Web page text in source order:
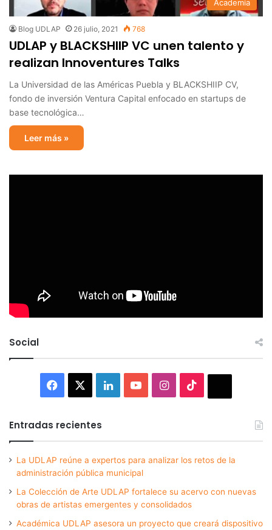
Academia
Blog UDLAP 26 julio, 2021 768
UDLAP y BLACKSHIIP VC unen talento y
realizan Innoventures Talks
La Universidad de las Américas Puebla y BLACKSHIIP CV,
fondo de inversión Ventura Capital enfocado en startups de
base tecnológica…
Leer más »
Social
Facebook LinkedInYouTubeInstagram
Entradas recientes
La UDLAP reúne a expertos para analizar los retos de la
administración pública municipal
La Colección de Arte UDLAP fortalece su acervo con nuevas
obras de artistas emergentes y consolidados
Académica UDLAP asesora un proyecto que creará dispositivo